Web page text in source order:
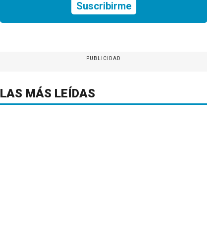
Suscribirme
PUBLICIDAD
LAS MÁS LEÍDAS